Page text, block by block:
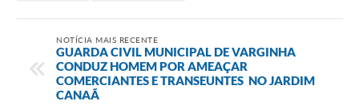
NOTÍCIA MAIS RECENTE
GUARDA CIVIL MUNICIPAL DE VARGINHA
CONDUZ HOMEM POR AMEAÇAR
COMERCIANTES E TRANSEUNTES NO JARDIM
CANAÃ